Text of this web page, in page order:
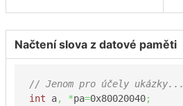
Načtení slova z datové paměti
// Jenom pro účely ukázky...
int a, *pa=0x80020040;